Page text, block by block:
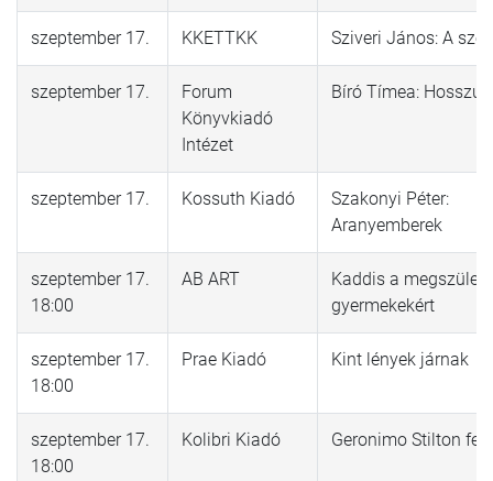
szeptember 17. KKETTKK Sziveri János: A
szeptember 17.
Forum
Könyvkiadó
Intézet
Bíró Tímea: Hosszú
szeptember 17. Kossuth Kiadó
Szakonyi Péter:
Aranyemberek
szeptember 17.
18:00
AB ART
Kaddis a
gyermekekért
szeptember 17.
18:00
Prae Kiadó Kint lények járnak
szeptember 17.
18:00
Kolibri Kiadó Geronimo Stilton